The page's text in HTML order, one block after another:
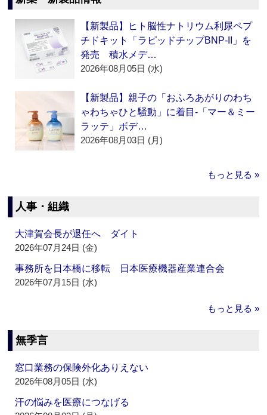
【新製品】ヒト脳性ナトリウム利尿ペプ
チドキット「ラピッドチップBNP-II」を
発売 積水メデ…
2026年08月05日 (水)
【新製品】親子の「おふろあがりのわち
ゃわちゃひと騒動」に着目‐「マー＆ミー
ラッテ」ボデ…
2026年08月03日 (月)
もっと見る »
人事・組織
大津賀会長が退任へ ダイト
2026年07月24日 (金)
事務所を日本橋に移転 日本医療機器産業連合会
2026年07月15日 (水)
もっと見る »
無季言
窓口業務の保険外化ありえない
2026年08月05日 (水)
汗の悩みを医療につなげる